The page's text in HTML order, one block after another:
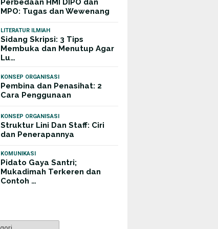
Perbedaan HMI DIPO dan
MPO: Tugas dan Wewenang
LITERATUR ILMIAH
Sidang Skripsi: 3 Tips
Membuka dan Menutup Agar
Lu…
KONSEP ORGANISASI
Pembina dan Penasihat: 2
Cara Penggunaan
KONSEP ORGANISASI
Struktur Lini Dan Staff: Ciri
dan Penerapannya
KOMUNIKASI
Pidato Gaya Santri;
Mukadimah Terkeren dan
Contoh …